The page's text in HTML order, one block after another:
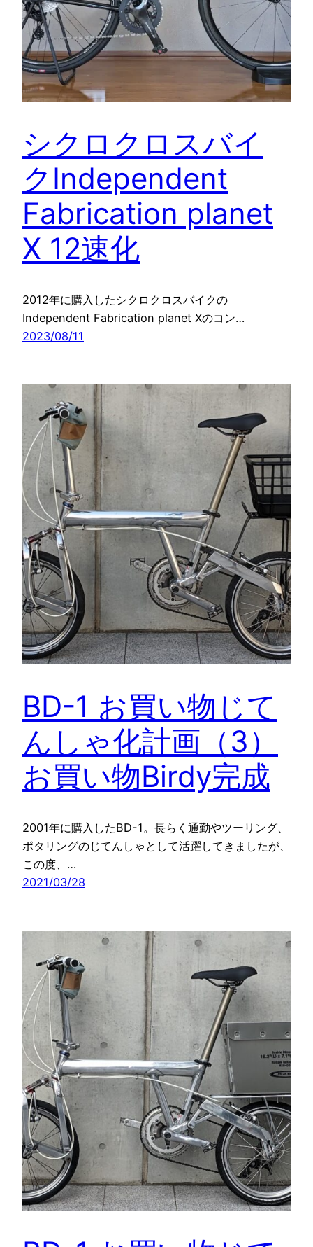
シクロクロスバイ
クIndependent
Fabrication planet
X 12速化
2012年に購入したシクロクロスバイクの
Independent Fabrication planet Xのコン…
2023/08/11
BD-1 お買い物じて
んしゃ化計画（3）
お買い物Birdy完成
2001年に購入したBD-1。長らく通勤やツーリング、
ポタリングのじてんしゃとして活躍してきましたが、
この度、…
2021/03/28